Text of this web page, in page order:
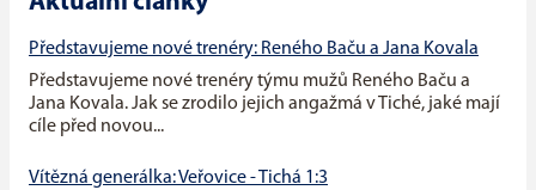
Představujeme nové trenéry: Reného Baču a Jana Kovala
Představujeme nové trenéry týmu mužů Reného Baču a
Jana Kovala. Jak se zrodilo jejich angažmá v Tiché, jaké mají
cíle před novou...
Vítězná generálka: Veřovice - Tichá 1:3